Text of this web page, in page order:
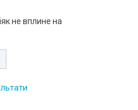
не вплине на